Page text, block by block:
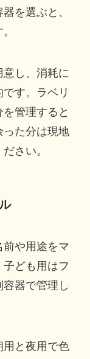
を選ぶと、
し、消耗に
す。ラベリ
管理すると
った分は現地
さい。
や用途をマ
ども用はフ
器で管理し
用と夜用で色